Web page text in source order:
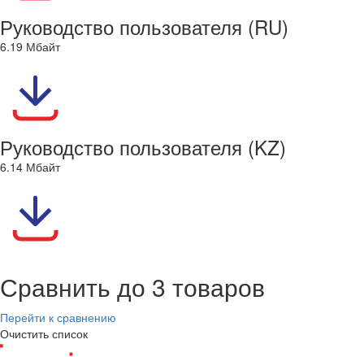
Руководство пользователя (RU)
6.19 Мбайт
Руководство пользователя (KZ)
6.14 Мбайт
Сравнить до 3 товаров
Перейти к сравнению
Очистить список